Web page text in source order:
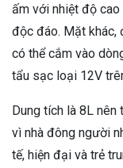
ấm với nhiệt độ
độc đáo. Mặt khác,
có thể cắm vào
tẩu sạc loại 12V
Dung tích là 8L nên
vì nhà đông người
tế, hiện đại và trẻ